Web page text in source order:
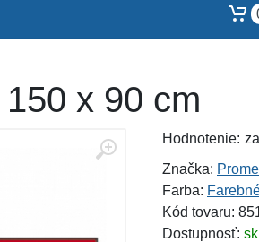
x 90 cm
Hodnotenie:
Značka:
Farba:
Kód tovaru:
Dostupnosť: